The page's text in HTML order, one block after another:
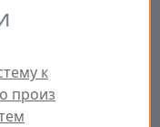
к
произ